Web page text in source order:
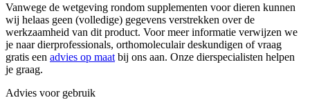
Vanwege de wetgeving rondom supplementen voor dieren kunnen
wij helaas geen (volledige) gegevens verstrekken over de
werkzaamheid van dit product. Voor meer informatie verwijzen we
je naar dierprofessionals, orthomoleculair deskundigen of vraag
gratis een advies op maat bij ons aan. Onze dierspecialisten helpen
je graag.
Advies voor gebruik